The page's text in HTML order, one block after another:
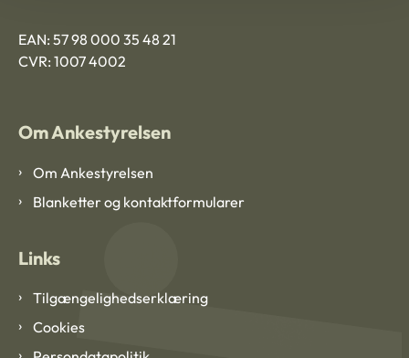
EAN: 57 98 000 35 48 21
CVR: 1007 4002
Om Ankestyrelsen
Om Ankestyrelsen
Blanketter og kontaktformularer
Links
Tilgængelighedserklæring
Cookies